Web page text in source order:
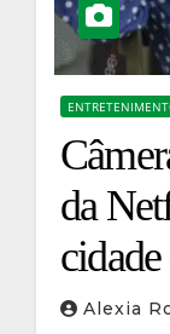
da
Alexia